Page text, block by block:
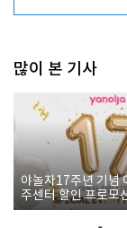
많이 본 기사
야놀자17주년 기념
주센터 할인 프로모